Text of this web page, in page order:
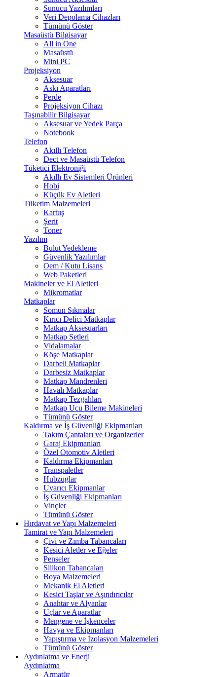
Sunucu Yazılımları
Veri Depolama Cihazları
Tümünü Göster
Masaüstü Bilgisayar
All in One
Masaüstü
Mini PC
Projeksiyon
Aksesuar
Askı Aparatları
Perde
Projeksiyon Cihazı
Taşınabilir Bilgisayar
Aksesuar ve Yedek Parça
Notebook
Telefon
Akıllı Telefon
Dect ve Masaüstü Telefon
Tüketici Elektroniği
Akıllı Ev Sistemleri Ürünleri
Hobi
Küçük Ev Aletleri
Tüketim Malzemeleri
Kartuş
Şerit
Toner
Yazılım
Bulut Yedekleme
Güvenlik Yazılımlar
Oem / Kutu Lisans
Web Paketleri
Makineler ve El Aletleri
Mikromatlar
Matkaplar
Somun Sıkmalar
Kırıcı Delici Matkaplar
Matkap Aksesuarları
Matkap Setleri
Vidalamalar
Köşe Matkaplar
Darbeli Matkaplar
Darbesiz Matkaplar
Matkap Mandrenleri
Havalı Matkaplar
Matkap Tezgahları
Matkap Ucu Bileme Makineleri
Tümünü Göster
Kaldırma ve İş Güvenliği Ekipmanları
Takım Çantaları ve Organizerler
Garaj Ekipmanları
Özel Otomotiv Aletleri
Kaldırma Ekipmanları
Transpaletler
Hubzuglar
Uyarıcı Ekipmanlar
İş Güvenliği Ekipmanları
Vinçler
Tümünü Göster
Hırdavat ve Yapı Malzemeleri
Tamirat ve Yapı Malzemeleri
Çivi ve Zımba Tabancaları
Kesici Aletler ve Eğeler
Penseler
Silikon Tabancaları
Boya Malzemeleri
Mekanik El Aletleri
Kesici Taşlar ve Aşındırıcılar
Anahtar ve Alyanlar
Uçlar ve Aparatlar
Mengene ve İşkenceler
Havya ve Ekipmanları
Yapıştırma ve İzolasyon Malzemeleri
Tümünü Göster
Aydınlatma ve Enerji
Aydınlatma
Armatür